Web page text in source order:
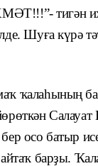
тигән
Шуға күрә
ҡалаһының
осо батыр
барҙы.